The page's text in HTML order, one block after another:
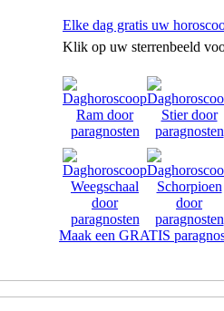
Toekomstvoorspellingen door
Elke dag gratis uw
Klik op uw sterrenbeeld
Maak een GRATIS